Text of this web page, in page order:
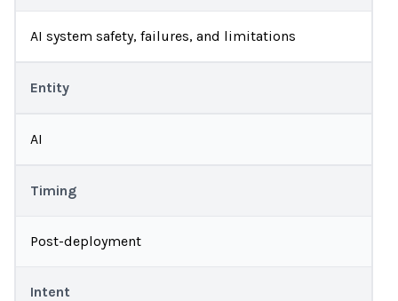
AI system safety, failures, and limitations
Entity
AI
Timing
Post-deployment
Intent